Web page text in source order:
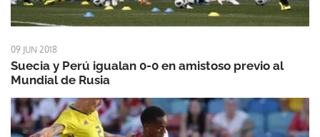
09 JUN 2018
Suecia y Perú igualan 0-0 en amistoso previo al
Mundial de Rusia